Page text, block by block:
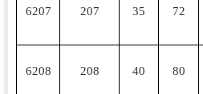
6207 207 35 72
6208 208 40 80